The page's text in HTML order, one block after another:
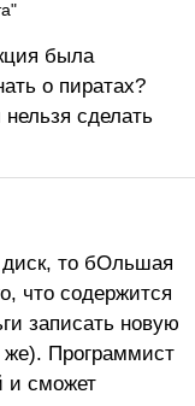
была
о пиратах?
сделать
то бОльшая
что содержится
записать новую
же). Программист
и сможет